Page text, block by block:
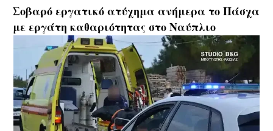
Σοβαρό εργατικό ατύχημα ανήμερα το Πάσχα
με εργάτη καθαριότητας στο Ναύπλιο